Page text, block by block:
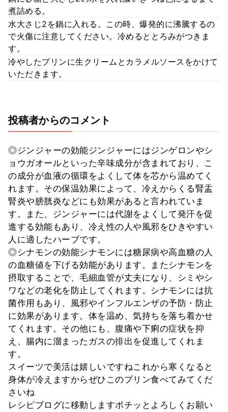
煮詰める。
水大さじ2を鍋に入れる。この時、爆発的に沸騰するの
で火傷に注意してください。冷めるととろみがつきま
す。
冷やしたプリンに生クリームとカラメルソースをかけて
いただきます。
投稿者からのコメント
◎ジンジャーの効能ジンジャーにはジンゲロンやシ
ョウガオールといった辛味成分が含まれており、こ
の成分が血液の循環をよくして体を芯から温めてく
れます。その保温効果によって、冷えからくる腎盂
腎炎や膀胱炎などにも効果があると言われていま
す。また、ジンジャーには代謝をよくして発汗を促
進する効能もあり、冷え性の人や風邪をひきやすい
人に適したハーブです。
◎シナモンの効能シナモンには糖尿病や高血糖の人
の血糖値を下げる効能があります。またシナモンを
摂取することで、毛細血管が丈夫になり、シミやシ
ワなどの老化を防止してくれます。シナモンには抗
菌作用もあり、風邪やインフルエンザの予防・防止
に効果があります。体を温め、気持ちを落ち着かせ
てくれます。その他にも、腹痛や下痢の症状を抑
え、腸内に溜まったガスの排出を促進してくれま
す。
スイーツで美活は嬉しいですねこれから寒くなると
身体が冷えますからぜひこのプリン食べてみてくだ
さいね
レシピブログに移動しますポチッとよろしくお願い